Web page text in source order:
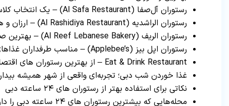
رستوران آل‌صفا (Al Safa Restaurant) – یک انتخاب کلاسیک و محبوب
رستوران الراشدیه (Al Rashidiya Restaurant) – ارزان و همیشه شلوغ
رستوران الریف (Al Reef Lebanese Bakery) – بهترین صبحانه و نان داغ
رستوران اپل بیز (Applebee’s) – مناسب طرفداران غذاهای آمریکایی
Eat & Drink Restaurant – از بهترین رستوران های اقتصادی
غذا خوردن شب دبی؛ تجربه‌ای واقعی از شهر همیشه بیدار
نکاتی برای استفاده بهتر از رستوران های ۲۴ ساعته دبی
محله‌هایی که بیشترین رستوران های ۲۴ ساعته دبی را دارند